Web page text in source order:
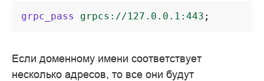
grpc_pass grpcs://127.0.0.1:443 ;
Если доменному имени соответствует
несколько адресов, то все они будут